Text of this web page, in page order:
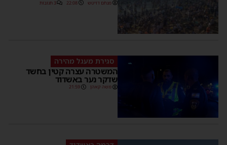
מנחם דויטש 22:08 3 תגובות
סגירת מעגל מהירה
המשטרה עצרה קטין בחשד
שדקר נער באשדוד
משה קאהן 21:59